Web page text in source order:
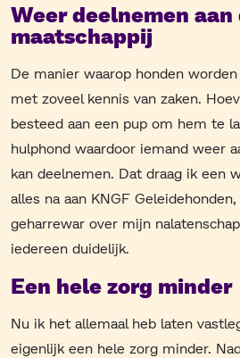
Weer deelnemen aan
maatschappij
De manier waarop honden
met zoveel kennis van zaken.
besteed aan een pup om hem te
hulphond waardoor iemand weer
kan deelnemen. Dat draag ik een
alles na aan KNGF
geharrewar over mijn
iedereen duidelijk.
Een hele zorg minder
Nu ik het allemaal heb laten
eigenlijk een hele zorg minder.